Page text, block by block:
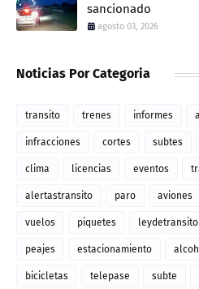
sancionado
agosto 03, 2026
Noticias Por Categoria
transito trenes informes
infracciones cortes subtes
clima licencias eventos
alertastransito paro aviones
vuelos piquetes leydetransito
peajes estacionamiento
bicicletas telepase subte